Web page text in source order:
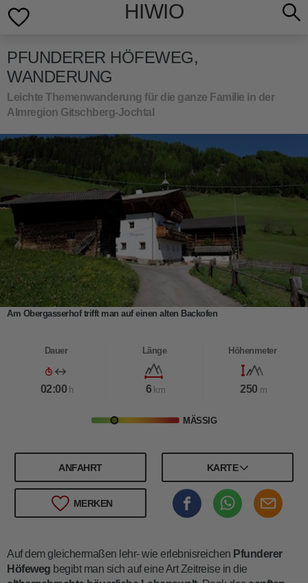
HIWIO
PFUNDERER HÖFEWEG,
WANDERUNG
Leichte Themenwanderung für die ganze Familie in der
Almregion Gitschberg-Jochtal
Am Obergasserhof trifft man auf einen alten Backofen
Dauer
02:00 h
Länge
6 km
Höhenmeter
250 m
MÄSSIG
ANFAHRT KARTE
MERKEN
Auf dem gleichermaßen lehr- wie erlebnisreichen Pfunderer
Höfeweg begibt man sich auf eine Art Zeitreise in die